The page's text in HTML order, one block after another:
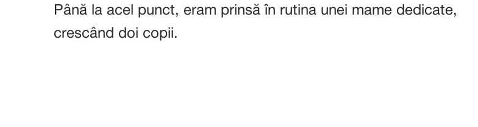
Până la acel punct, eram prinsă în rutina unei mame dedicate,
crescând doi copii.